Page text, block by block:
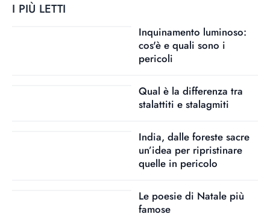
I PIÙ LETTI
Inquinamento luminoso:
cos'è e quali sono i
pericoli
Qual è la differenza tra
stalattiti e stalagmiti
India, dalle foreste sacre
un’idea per ripristinare
quelle in pericolo
Le poesie di Natale più
famose